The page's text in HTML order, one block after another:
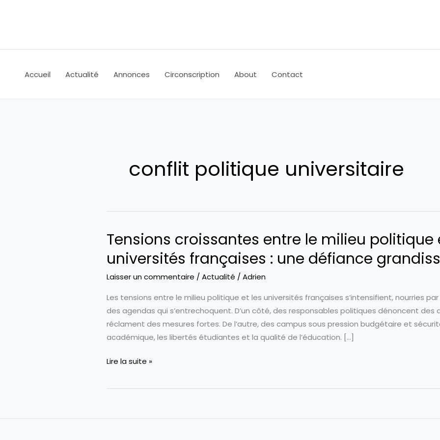
Accueil Actualité Annonces Circonscription About Contact
conflit politique universitaire
Tensions croissantes entre le milieu politique
universités françaises : une défiance
Laisser un commentaire /Actualité /Adrien
Les tensions entre le milieu politique et les universités françaises s’intensifient, nourries
des agendas qui s’entrechoquent. D’un côté, des responsables politiques dénoncent des
réclament des mesures fortes. De l’autre, des campus sous pression budgétaire et
académique, les libertés étudiantes et la qualité de l’éducation. […]
Tensions
entre
Lire la suite »